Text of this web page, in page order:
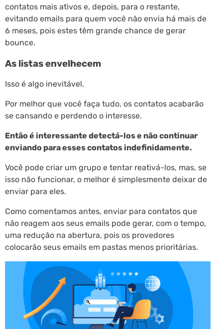
contatos mais ativos e, depois, para o restante,
evitando emails para quem você não envia há mais de
6 meses, pois estes têm grande chance de gerar
bounce.
As listas envelhecem
Isso é algo inevitável.
Por melhor que você faça tudo, os contatos acabarão
se cansando e perdendo o interesse.
Então é interessante detectá-los e não continuar
enviando para esses contatos indefinidamente.
Você pode criar um grupo e tentar reativá-los, mas, se
isso não funcionar, o melhor é simplesmente deixar de
enviar para eles.
Como comentamos antes, enviar para contatos que
não reagem aos seus emails pode gerar, com o tempo,
uma redução na abertura, pois os provedores
colocarão seus emails em pastas menos prioritárias.